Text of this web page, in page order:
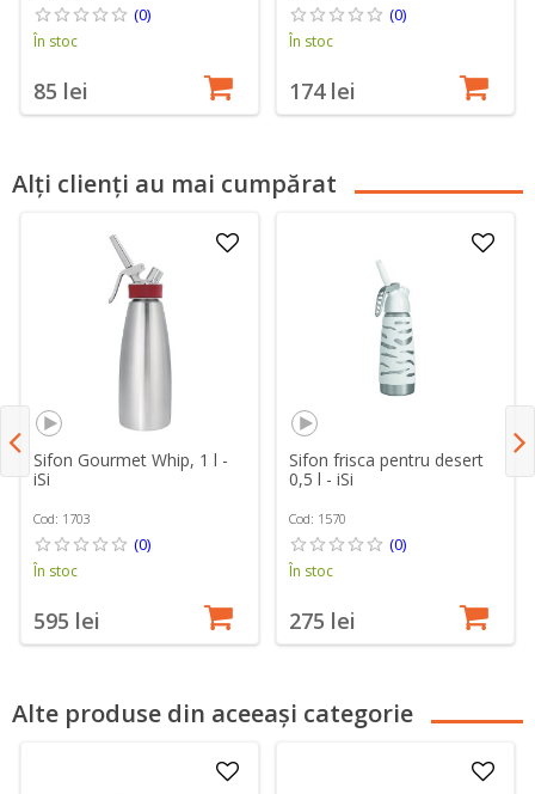
(0)
În stoc
85 lei
(0)
În stoc
174 lei
Alți clienți au mai cumpărat
Sifon Gourmet Whip, 1 l -
iSi
Cod: 1703
(0)
În stoc
595 lei
Sifon frisca pentru desert
0,5 l - iSi
Cod: 1570
(0)
În stoc
275 lei
Alte produse din aceeași categorie